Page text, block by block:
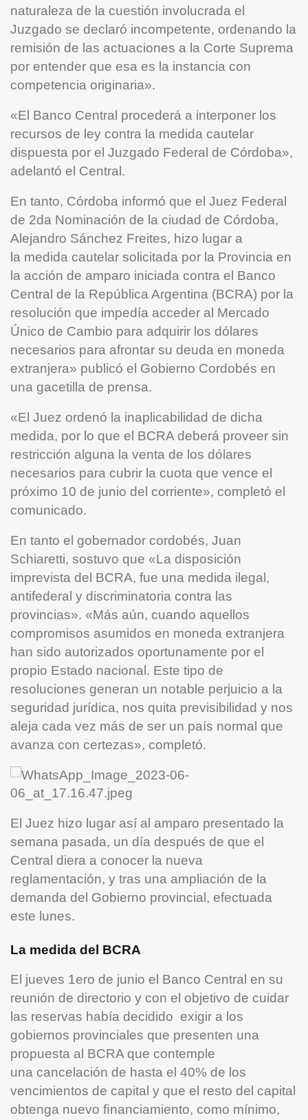
naturaleza de la cuestión involucrada el
Juzgado se declaró incompetente, ordenando la
remisión de las actuaciones a la Corte Suprema
por entender que esa es la instancia con
competencia originaria».
«El Banco Central procederá a interponer los
recursos de ley contra la medida cautelar
dispuesta por el Juzgado Federal de Córdoba»,
adelantó el Central.
En tanto, Córdoba informó que el Juez Federal
de 2da Nominación de la ciudad de Córdoba,
Alejandro Sánchez Freites, hizo lugar a
la medida cautelar solicitada por la Provincia en
la acción de amparo iniciada contra el Banco
Central de la República Argentina (BCRA) por la
resolución que impedía acceder al Mercado
Único de Cambio para adquirir los dólares
necesarios para afrontar su deuda en moneda
extranjera» publicó el Gobierno Cordobés en
una gacetilla de prensa.
«El Juez ordenó la inaplicabilidad de dicha
medida, por lo que el BCRA deberá proveer sin
restricción alguna la venta de los dólares
necesarios para cubrir la cuota que vence el
próximo 10 de junio del corriente», completó el
comunicado.
En tanto el gobernador cordobés, Juan
Schiaretti, sostuvo que «La disposición
imprevista del BCRA, fue una medida ilegal,
antifederal y discriminatoria contra las
provincias». «Más aún, cuando aquellos
compromisos asumidos en moneda extranjera
han sido autorizados oportunamente por el
propio Estado nacional. Este tipo de
resoluciones generan un notable perjuicio a la
seguridad jurídica, nos quita previsibilidad y nos
aleja cada vez más de ser un país normal que
avanza con certezas», completó.
El Juez hizo lugar así al amparo presentado la
semana pasada, un día después de que el
Central diera a conocer la nueva
reglamentación, y tras una ampliación de la
demanda del Gobierno provincial, efectuada
este lunes.
La medida del BCRA
El jueves 1ero de junio el Banco Central en su
reunión de directorio y con el objetivo de cuidar
las reservas había decidido exigir a los
gobiernos provinciales que presenten una
propuesta al BCRA que contemple
una cancelación de hasta el 40% de los
vencimientos de capital y que el resto del capital
obtenga nuevo ﬁnanciamiento, como mínimo,